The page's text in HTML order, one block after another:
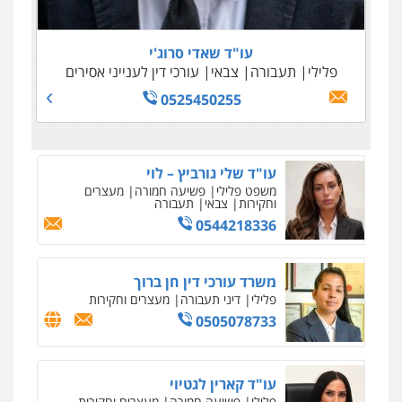
0509100397
עו"ד שאדי סרוג'י
פלילי
תעבורה צבאי
עורכי דין לענייני אסירים
0525450255
0545243703
עו"ד נדב גרינולד
פלילי תעבורה עורכי דין לענייני אסירים צבאי
0508848606
0538788878
עו"ד אסף דוק
סמים והימורים
חקירות ומעצרים
0526885006
עו"ד שלי גורביץ – לוי
משפט פלילי פשיעה חמורה מעצרים
וחקירות צבאי תעבורה
0544218336
משרד עורכי דין חן ברוך
פלילי דיני תעבורה מעצרים וחקירות
0505078733
עו"ד קארין לגטיוי